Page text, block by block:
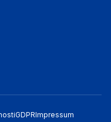
GDPRImpressum